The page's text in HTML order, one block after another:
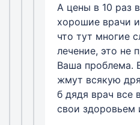
А цены в 10 раз
хорошие врачи
что тут многие
лечение, это не
Ваша проблема.
жмут всякую
б дядя врач все
свои здоровьем